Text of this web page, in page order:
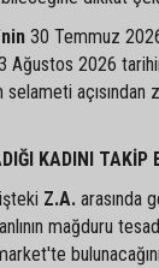
30 Temmuz
3 Ağustos 2026
açısından
KADINI TAKİP
Z.A. arasında
mağduru